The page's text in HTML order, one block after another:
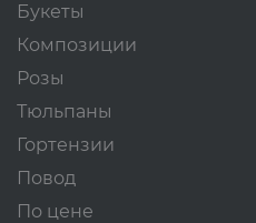
Букеты
Композиции
Розы
Тюльпаны
Гортензии
Повод
По цене